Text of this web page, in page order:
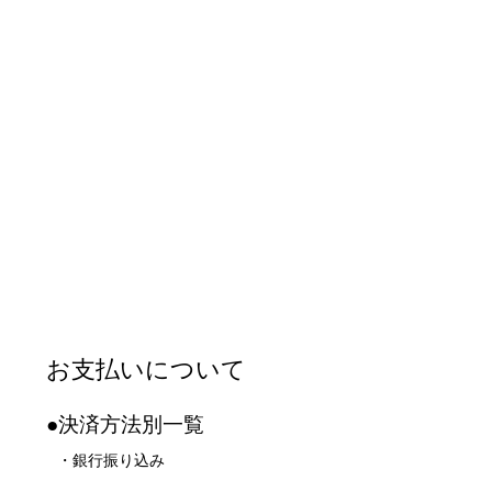
お支払いについて
●決済方法別一覧
・銀行振り込み